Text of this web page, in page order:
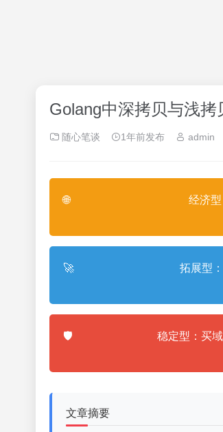
Golang中深拷贝与浅
随心笔谈 1年前发布 admin
🌐 经济
🚀 拓展型
🛡️ 稳定型：买
文章摘要